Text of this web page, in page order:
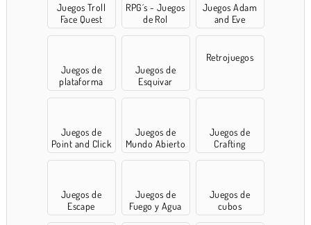
Juegos Troll
Face Quest
RPG´s - Juegos
de Rol
Juegos Adam
and Eve
Juegos de
plataforma
Juegos de
Esquivar
Retrojuegos
Juegos de
Point and Click
Juegos de
Mundo Abierto
Juegos de
Crafting
Juegos de
Escape
Juegos de
Fuego y Agua
Juegos de
cubos